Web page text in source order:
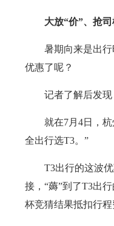
大放“价”、抢司
暑期向来是出行旺
优惠了呢？
记者了解后发现，
就在7月4日，杭
全出行选T3。”
T3出行的这波优
接，“薅”到了T3出
杯竞猜结果抵扣行程